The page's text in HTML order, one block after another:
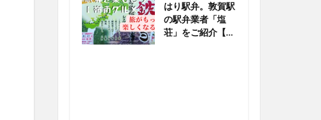
はり駅弁。敦賀駅
の駅弁業者「塩
荘」をご紹介【嶺